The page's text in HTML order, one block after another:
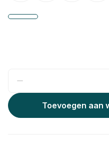
Toevoegen aan